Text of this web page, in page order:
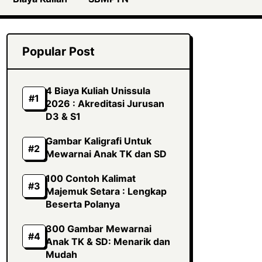
Popular Post
4 Biaya Kuliah Unissula
2026 : Akreditasi Jurusan
D3 & S1
Gambar Kaligrafi Untuk
Mewarnai Anak TK dan SD
100 Contoh Kalimat
Majemuk Setara : Lengkap
Beserta Polanya
300 Gambar Mewarnai
Anak TK & SD: Menarik dan
Mudah